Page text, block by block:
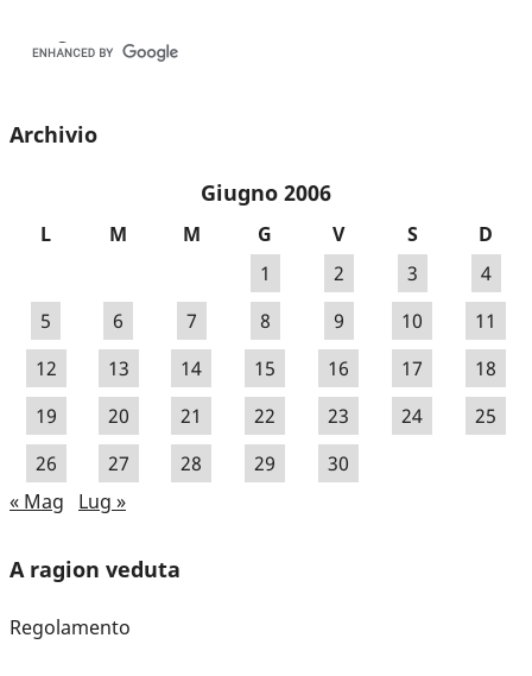
Archivio
Giugno 2006
L M M G V S
D
1
2 3
4
5
6 7 8 9 10
11
12
13 14 15 16 17
18
19
20 21 22 23 24
25
26
27 28 29
30
« Mag
Lug »
A ragion veduta
Regolamento